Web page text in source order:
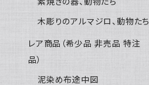
木彫りのアルマジロ、動物たち
レア商品（希少品 非売品 特注
品）
泥染め布途中図